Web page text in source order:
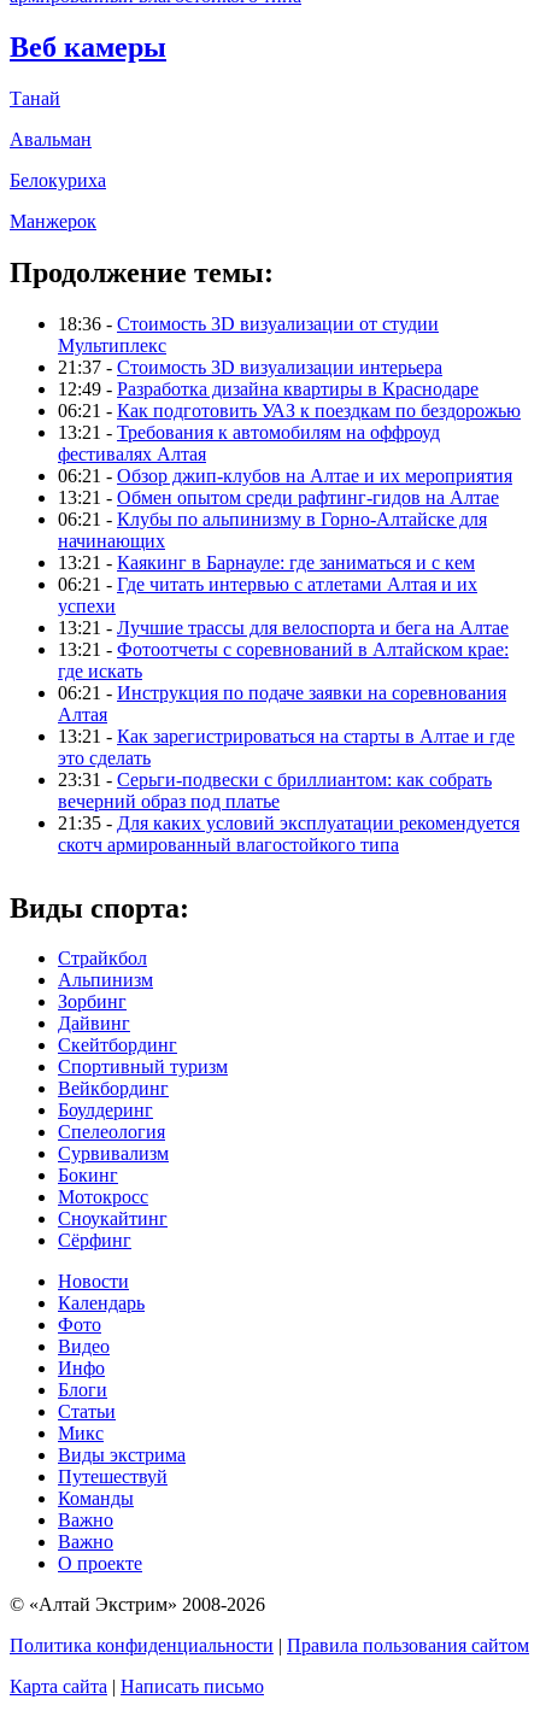
Веб камеры
Танай
Авальман
Белокуриха
Манжерок
Продолжение темы:
18:36 - Стоимость 3D визуализации от студии
Мультиплекс
21:37 - Стоимость 3D визуализации интерьера
12:49 - Разработка дизайна квартиры в Краснодаре
06:21 - Как подготовить УАЗ к поездкам по бездорожью
13:21 - Требования к автомобилям на оффроуд
фестивалях Алтая
06:21 - Обзор джип-клубов на Алтае и их мероприятия
13:21 - Обмен опытом среди рафтинг-гидов на Алтае
06:21 - Клубы по альпинизму в Горно-Алтайске для
начинающих
13:21 - Каякинг в Барнауле: где заниматься и с кем
06:21 - Где читать интервью с атлетами Алтая и их
успехи
13:21 - Лучшие трассы для велоспорта и бега на Алтае
13:21 - Фотоотчеты с соревнований в Алтайском крае:
где искать
06:21 - Инструкция по подаче заявки на соревнования
Алтая
13:21 - Как зарегистрироваться на старты в Алтае и где
это сделать
23:31 - Серьги-подвески с бриллиантом: как собрать
вечерний образ под платье
21:35 - Для каких условий эксплуатации рекомендуется
скотч армированный влагостойкого типа
Виды спорта:
Страйкбол
Альпинизм
Зорбинг
Дайвинг
Скейтбординг
Спортивный туризм‎
Вейкбординг
Боулдеринг
Спелеология
Сурвивализм
Бокинг
Мотокросс
Сноукайтинг
Сёрфинг
Новости
Календарь
Фото
Видео
Инфо
Блоги
Статьи
Микс
Виды экстрима
Путешествуй
Команды
Важно
Важно
О проекте
© «Алтай Экстрим» 2008-2026
Политика конфиденциальности | Правила пользования сайтом
Карта сайта | Написать письмо